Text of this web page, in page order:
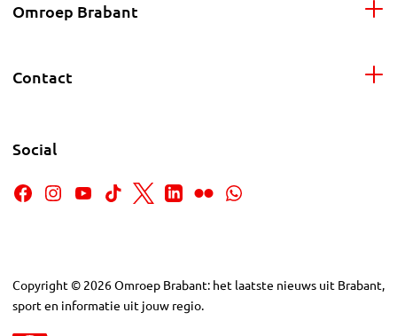
Omroep Brabant
Contact
Social
Copyright © 2026Omroep Brabant: het laatste nieuws uit Brabant,
sport en informatie uit jouw regio.